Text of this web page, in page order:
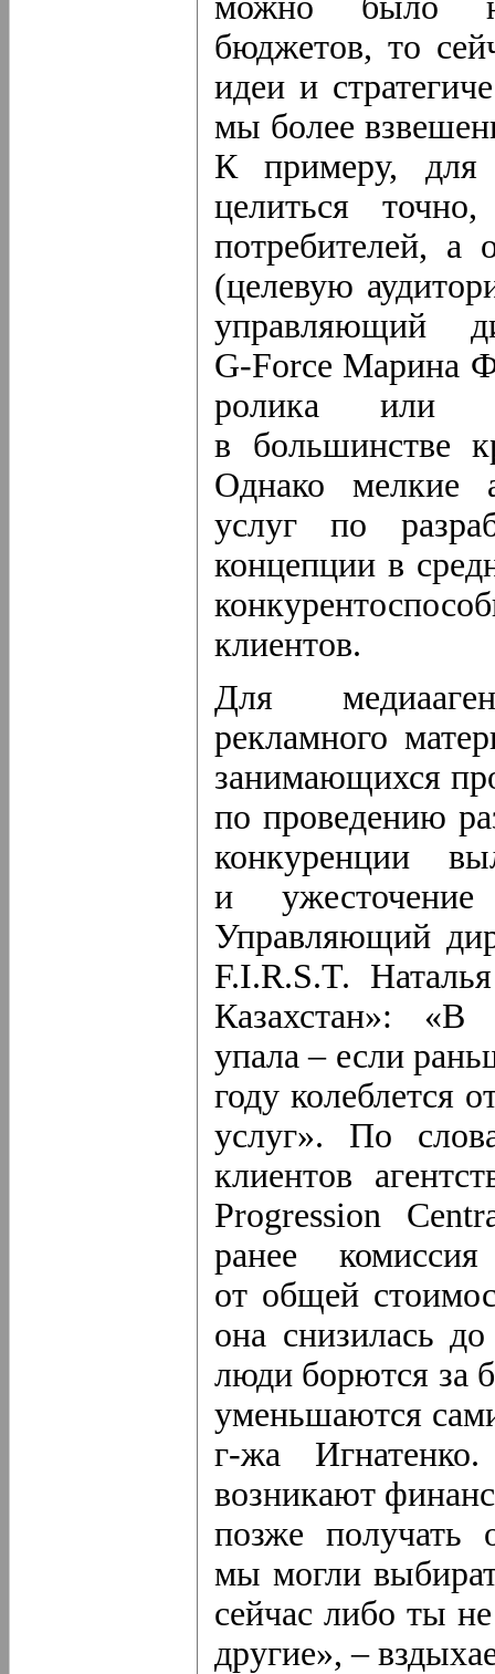
бюджетов, то
идеи и
мы более
К примеру, для
целиться
потребителей, а
(целевую
управляющий
G-Force Марина
ролика или
в большинстве
Однако мелкие
услуг по
концепции в
клиентов.
Для
рекламного
занимающихся
по проведению
конкуренции
и
Управляющий
F.I.R.S.T.
Казахстан»: «В
упала – если
году колеблется
услуг». По
клиентов
Progression
ранее
от общей
она снизилась
люди борются за
уменьшаются
г-жа
возникают
позже получать
мы могли
сейчас либо ты
другие», –